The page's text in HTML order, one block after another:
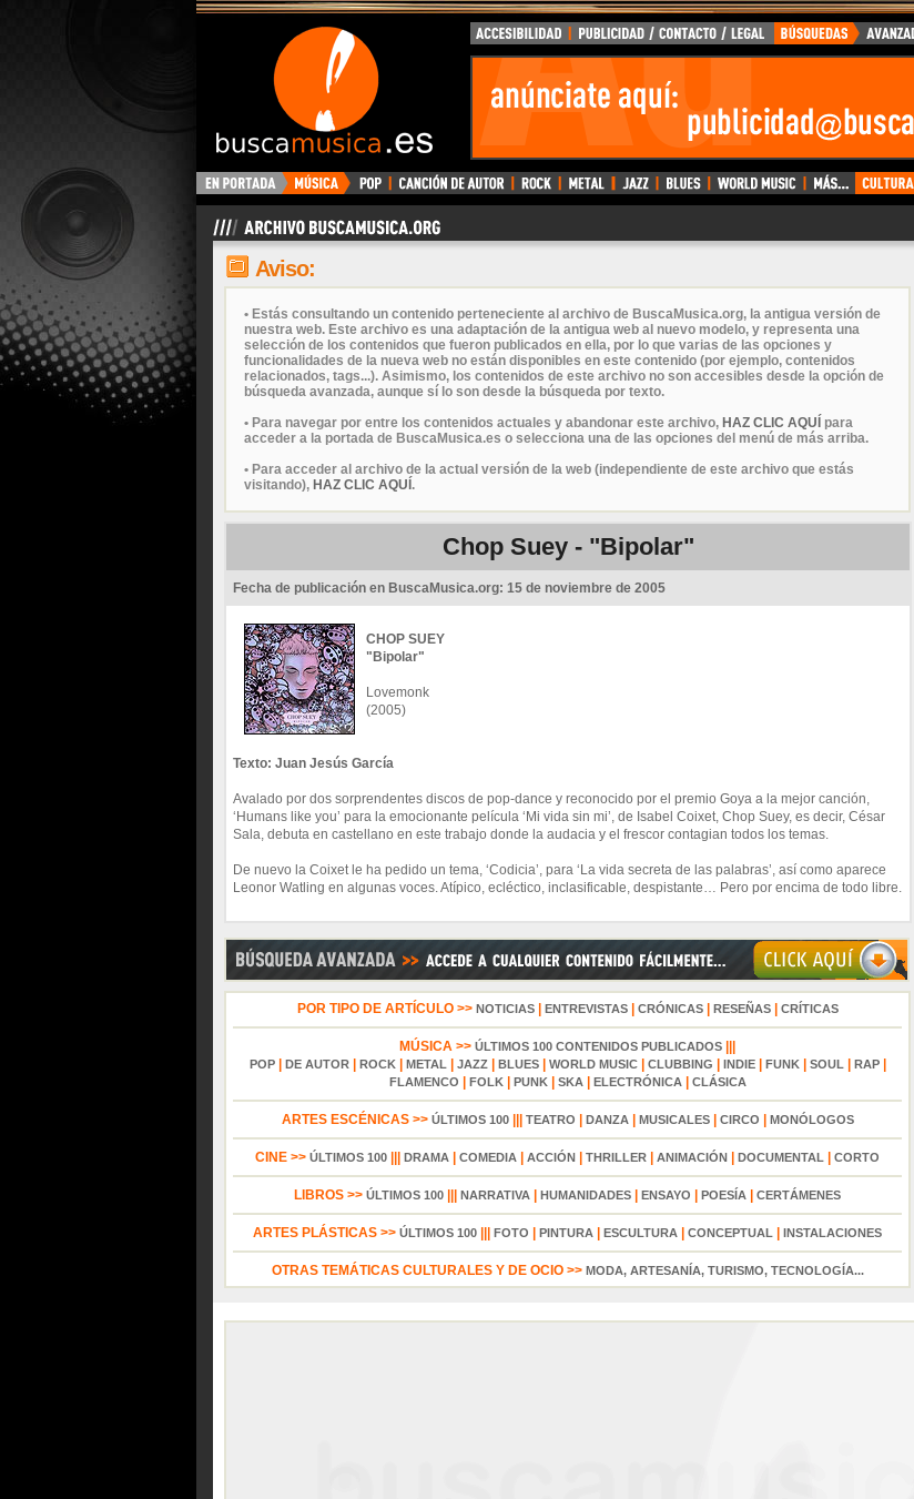
Aviso:
• Estás consultando un contenido perteneciente al archivo de BuscaMusica.org, la antigua versión de
nuestra web. Este archivo es una adaptación de la antigua web al nuevo modelo, y representa una
selección de los contenidos que fueron publicados en ella, por lo que varias de las opciones y
funcionalidades de la nueva web no están disponibles en este contenido (por ejemplo, contenidos
relacionados, tags...). Asimismo, los contenidos de este archivo no son accesibles desde la opción de
búsqueda avanzada, aunque sí lo son desde la búsqueda por texto.
• Para navegar por entre los contenidos actuales y abandonar este archivo, HAZ CLIC AQUÍ para
acceder a la portada de BuscaMusica.es o selecciona una de las opciones del menú de más arriba.
• Para acceder al archivo de la actual versión de la web (independiente de este archivo que estás
visitando), HAZ CLIC AQUÍ .
Chop Suey - "Bipolar"
Fecha de publicación en BuscaMusica.org: 15 de noviembre de 2005
CHOP SUEY
"Bipolar"
Lovemonk
(2005)
Texto: Juan Jesús García
Avalado por dos sorprendentes discos de pop-dance y reconocido por el premio Goya a la mejor canción,
‘Humans like you’ para la emocionante película ‘Mi vida sin mi’, de Isabel Coixet, Chop Suey, es decir, César
Sala, debuta en castellano en este trabajo donde la audacia y el frescor contagian todos los temas.
De nuevo la Coixet le ha pedido un tema, ‘Codicia’, para ‘La vida secreta de las palabras’, así como aparece
Leonor Watling en algunas voces. Atípico, ecléctico, inclasificable, despistante… Pero por encima de todo libre.
POR TIPO DE ARTÍCULO >> NOTICIAS| ENTREVISTAS| CRÓNICAS| RESEÑAS| CRÍTICAS
MÚSICA >> ÚLTIMOS 100 CONTENIDOS PUBLICADOS
POP| DE AUTOR| ROCK| METAL| JAZZ| BLUES| WORLD MUSIC| CLUBBING INDIE| FUNK| SOUL| RAP|
FLAMENCO FOLK| PUNK| SKA| ELECTRÓNICA| CLÁSICA
ARTES ESCÉNICAS >> ÚLTIMOS 100||| TEATRO DANZA| MUSICALES| CIRCO MONÓLOGOS
CINE >> ÚLTIMOS 100 DRAMA COMEDIA ACCIÓN THRILLER ANIMACIÓN DOCUMENTAL CORTO
LIBROS >> ÚLTIMOS 100 NARRATIVA HUMANIDADES ENSAYO POESÍA CERTÁMENES
ARTES PLÁSTICAS >> ÚLTIMOS 100 FOTO PINTURA ESCULTURA CONCEPTUAL INSTALACIONES
OTRAS TEMÁTICAS CULTURALES Y DE OCIO >> MODA, ARTESANÍA, TURISMO, TECNOLOGÍA...